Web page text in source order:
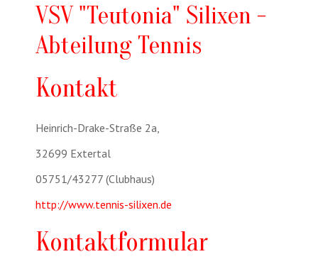
VSV "Teutonia" Silixen -
Abteilung Tennis
Kontakt
Adresse:
Heinrich-Drake-Straße 2a,
32699 Extertal
Telefon:
05751/43277 (Clubhaus)
Website:
http://www.tennis-silixen.de
Kontaktformular